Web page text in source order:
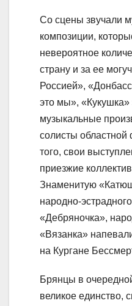
Со сцены звучали
композиции,
невероятное
страну и за ее
Россией»,
это мы», «Кукушка»
музыкальные
солисты
того, свои
приезжие
Знаменитую
народно-
«Дебряночка»,
«Вязанка»
на Кургане
Брянцы в
великое единство,